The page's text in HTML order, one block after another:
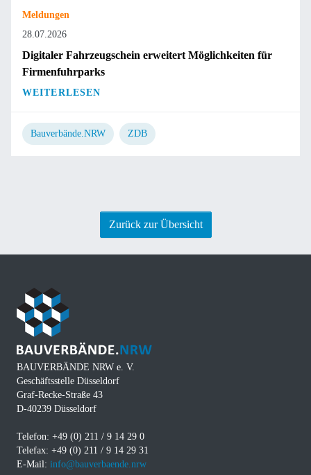
Meldungen
28.07.2026
Digitaler Fahrzeugschein erweitert Möglichkeiten für
Firmenfuhrparks
WEITERLESEN
Bauverbände.NRW ZDB
Zurück zur Übersicht
BAUVERBÄNDE NRW e. V.
Geschäftsstelle Düsseldorf
Graf-Recke-Straße 43
D-40239 Düsseldorf
Telefon: +49 (0) 211 / 9 14 29 0
Telefax: +49 (0) 211 / 9 14 29 31
E-Mail: info@bauverbaende.nrw